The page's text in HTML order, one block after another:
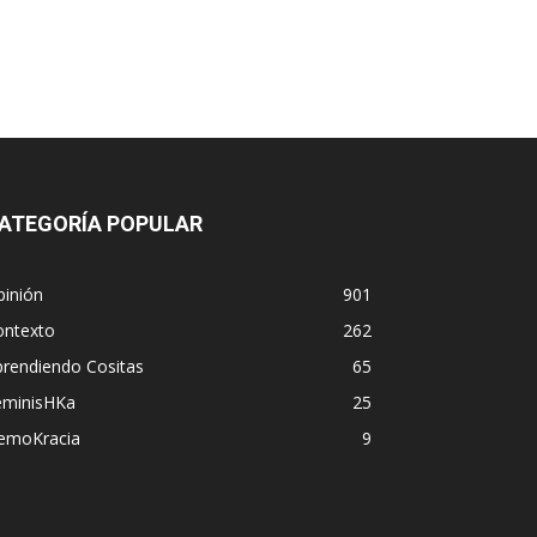
POPULAR
901
262
Cositas
65
25
9